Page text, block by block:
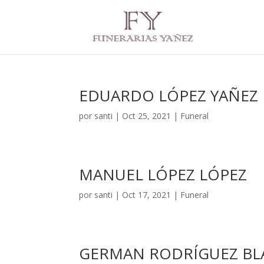
EDUARDO LÓPEZ YAÑEZ
por santi | Oct 25, 2021 | Funeral
MANUEL LÓPEZ LÓPEZ
por santi | Oct 17, 2021 | Funeral
GERMAN RODRÍGUEZ